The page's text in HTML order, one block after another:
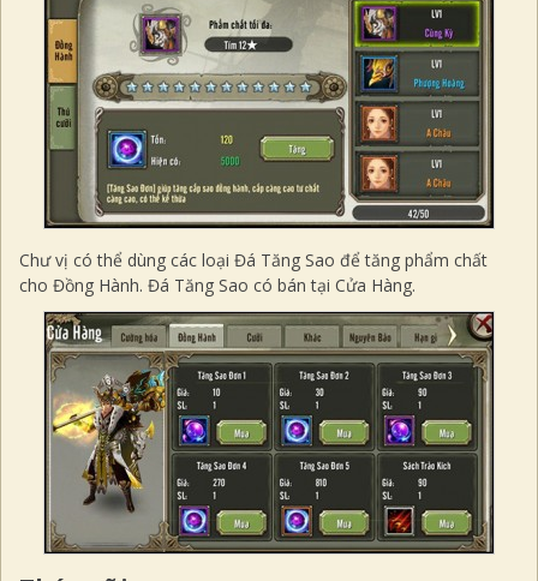
Chư vị có thể dùng các loại Đá Tăng Sao để tăng phẩm chất
cho Đồng Hành. Đá Tăng Sao có bán tại Cửa Hàng.